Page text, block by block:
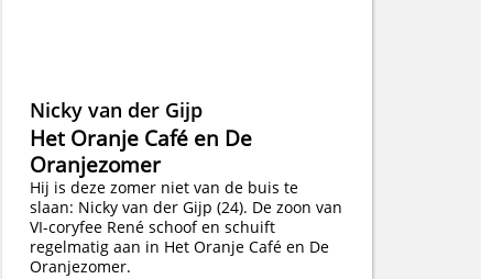
Nicky van der Gijp
Het Oranje Café en De
Oranjezomer
Hij is deze zomer niet van de buis te
slaan: Nicky van der Gijp (24). De zoon van
VI-coryfee René schoof en schuift
regelmatig aan in Het Oranje Café en De
Oranjezomer.